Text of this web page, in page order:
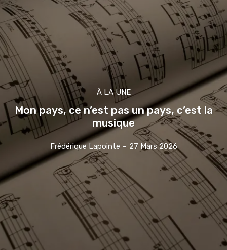
À LA UNE
Mon pays, ce n’est pas un pays, c’est la
musique
Frédérique Lapointe - 27 Mars 2026